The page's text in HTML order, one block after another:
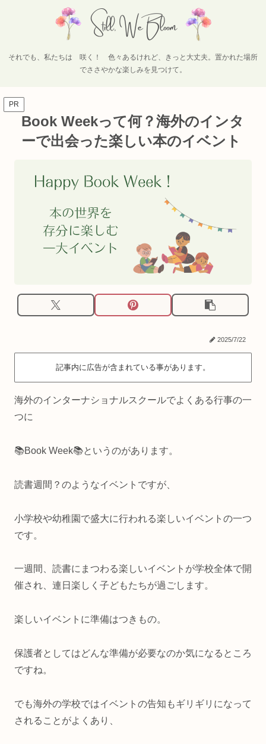
それでも、私たちは 咲く！ 色々あるけれど、きっと大丈夫。置かれた場所
でささやかな楽しみを見つけて。
PR
Book Weekって何？海外のインタ
ーで出会った楽しい本のイベント
2025/7/22
記事内に広告が含まれている事があります。
海外のインターナショナルスクールでよくある行事の一
つに
📚Book Week📚というのがあります。
読書週間？のようなイベントですが、
小学校や幼稚園で盛大に行われる楽しいイベントの一つ
です。
一週間、読書にまつわる楽しいイベントが学校全体で開
催され、連日楽しく子どもたちが過ごします。
楽しいイベントに準備はつきもの。
保護者としてはどんな準備が必要なのか気になるところ
ですね。
でも海外の学校ではイベントの告知もギリギリになって
されることがよくあり、